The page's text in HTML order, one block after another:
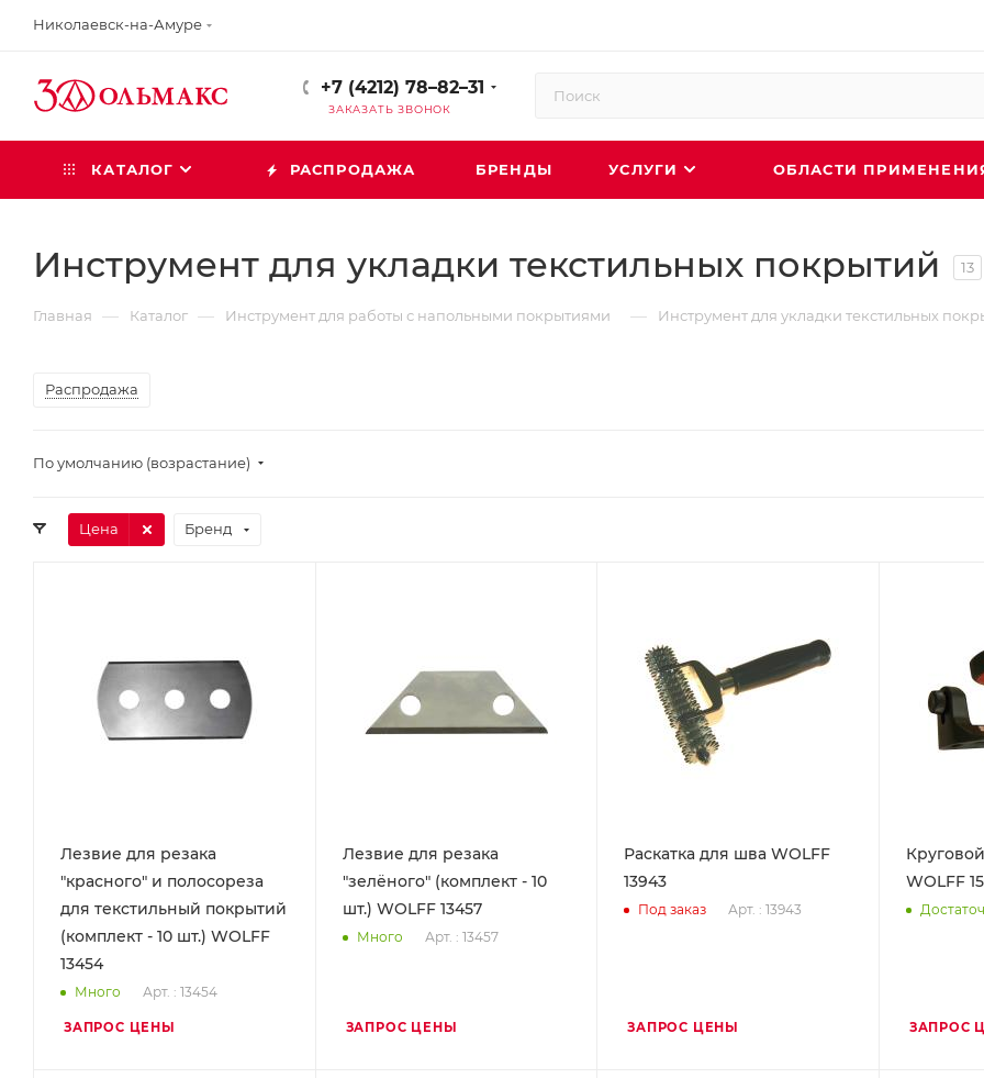
Николаевск-на-Амуре
+7 (4212) 78–82–31
ЗАКАЗАТЬ ЗВОНОК
КАТАЛОГ РАСПРОДАЖА БРЕНДЫ УСЛУГИ ОБЛАСТИ
Инструмент для укладки текстильных покрытий 13
Главная — Каталог — Инструмент для работы с напольными покрытиями — Инструмент для укладки текстильных
Распродажа
По умолчанию (возрастание)
Цена Бренд
Лезвие для резака
"красного" и полосореза
для текстильный покрытий
(комплект - 10 шт.) WOLFF
13454
Много Арт. : 13454
ЗАПРОС ЦЕНЫ
Лезвие для резака
"зелёного" (комплект - 10
шт.) WOLFF 13457
Много Арт. : 13457
ЗАПРОС ЦЕНЫ
Раскатка для шва WOLFF
13943
Под заказ Арт. : 13943
ЗАПРОС ЦЕНЫ
WOLFF
ЗАПРОС